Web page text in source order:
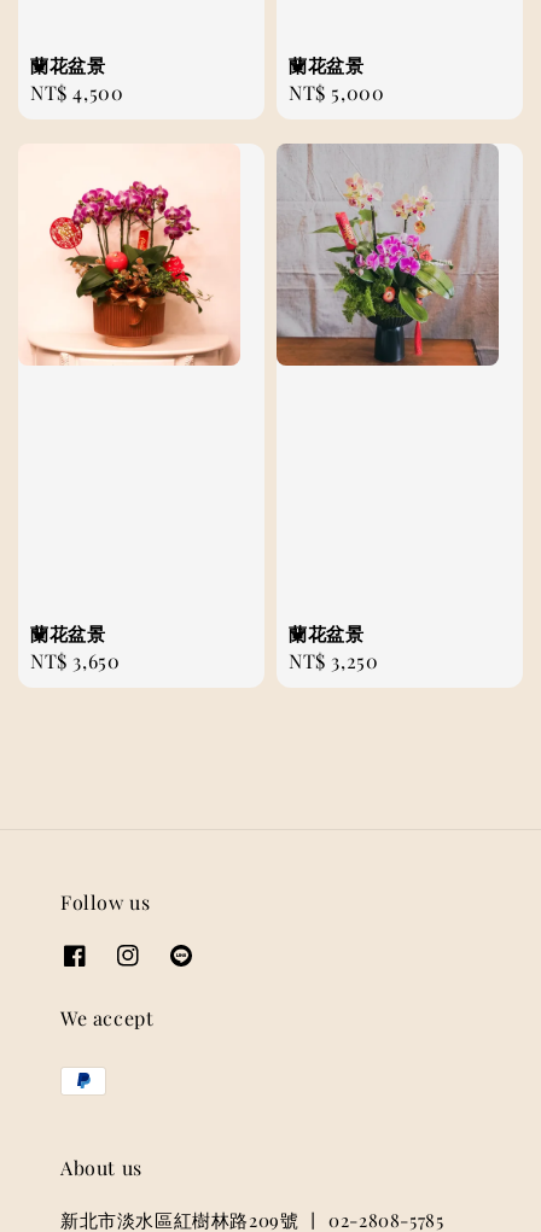
蘭花盆景
Regular
price
NT$ 4,500
蘭花盆景
Regular
price
NT$ 5,000
蘭花盆景
Regular
price
NT$ 3,650
蘭花盆景
Regular
price
NT$ 3,250
Follow us
We accept
About us
新北市淡水區紅樹林路209號 丨 02-2808-5785